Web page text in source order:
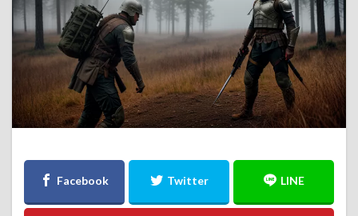
Maru-Jan 料金
Maru-Jan 無料で遊ぶ方法
Maru-Jan 無料体験
midjourney
Never's End バトル体験版 レビュー
Nier
NovelAI
NTE Neverness to Everness
pcgame PR
PS5
Raid: Shadow Legends キャラ評価 2026
Raid: Shadow Legends 攻略 2026
State of Survival Last Warrior 攻略
State of Survival 同盟戦
State of Survival 攻略